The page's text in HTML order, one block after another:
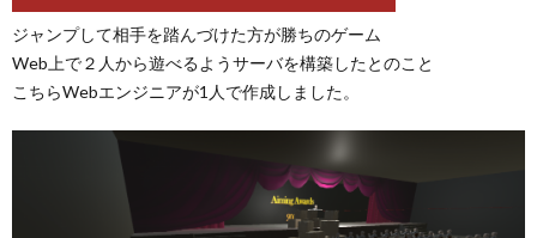
ジャンプして相手を踏んづけた方が勝ちのゲーム
Web上で２人から遊べるようサーバを構築したとのこと
こちらWebエンジニアが1人で作成しました。